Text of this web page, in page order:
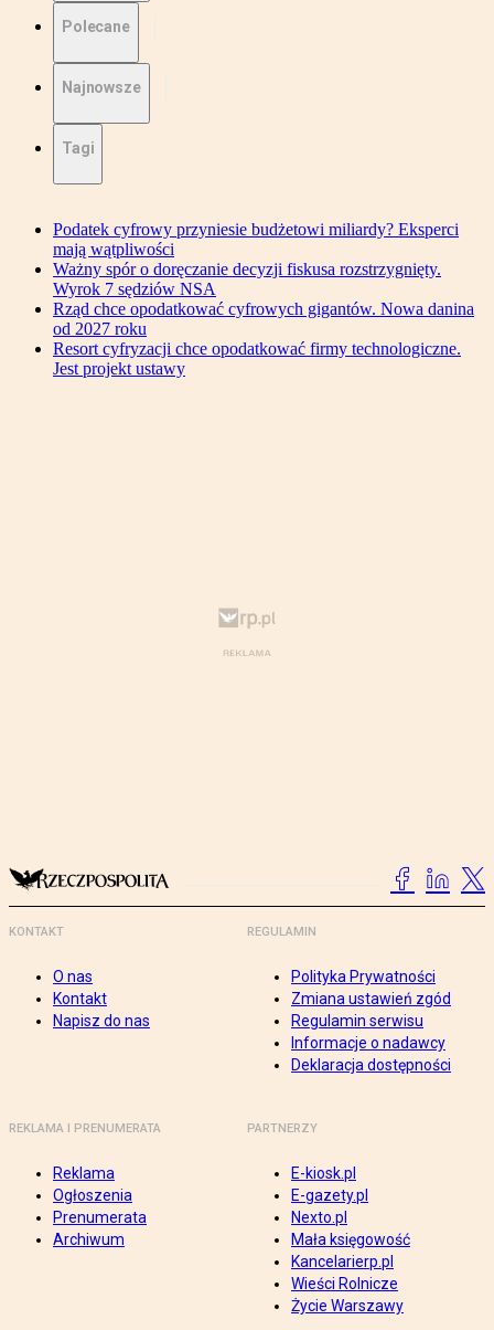
Polecane
Najnowsze
Tagi
Podatek cyfrowy przyniesie budżetowi miliardy? Eksperci
mają wątpliwości
Ważny spór o doręczanie decyzji fiskusa rozstrzygnięty.
Wyrok 7 sędziów NSA
Rząd chce opodatkować cyfrowych gigantów. Nowa danina
od 2027 roku
Resort cyfryzacji chce opodatkować firmy technologiczne.
Jest projekt ustawy
KONTAKT
O nas
Kontakt
Napisz do nas
REGULAMIN
Polityka Prywatności
Zmiana ustawień zgód
Regulamin serwisu
Informacje o nadawcy
Deklaracja dostępności
REKLAMA I PRENUMERATA
Reklama
Ogłoszenia
Prenumerata
Archiwum
PARTNERZY
E-kiosk.pl
E-gazety.pl
Nexto.pl
Mała księgowość
Kancelarierp.pl
Wieści Rolnicze
Życie Warszawy